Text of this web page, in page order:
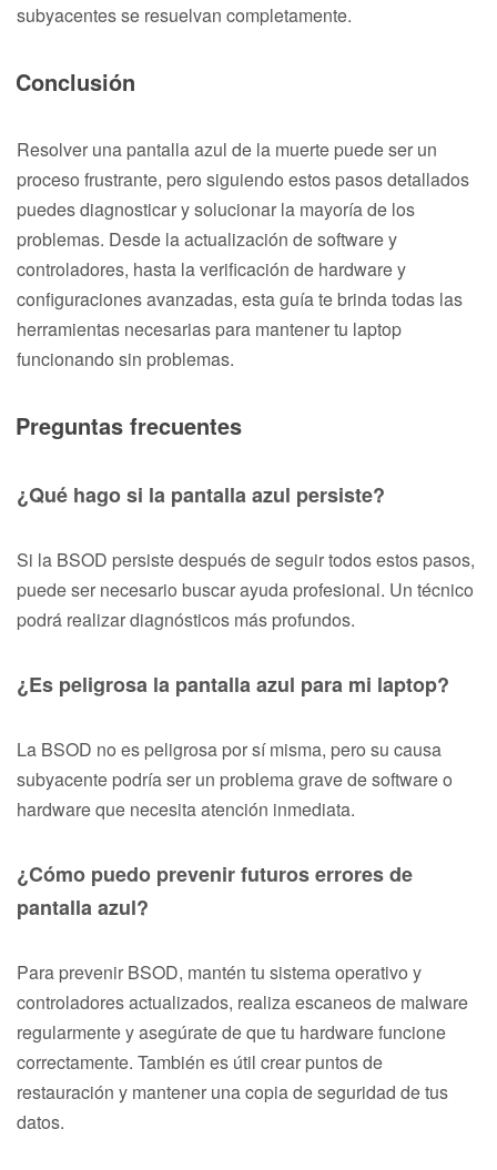
subyacentes se resuelvan completamente.
Conclusión
Resolver una pantalla azul de la muerte puede ser un
proceso frustrante, pero siguiendo estos pasos detallados
puedes diagnosticar y solucionar la mayoría de los
problemas. Desde la actualización de software y
controladores, hasta la verificación de hardware y
configuraciones avanzadas, esta guía te brinda todas las
herramientas necesarias para mantener tu laptop
funcionando sin problemas.
Preguntas frecuentes
¿Qué hago si la pantalla azul persiste?
Si la BSOD persiste después de seguir todos estos pasos,
puede ser necesario buscar ayuda profesional. Un técnico
podrá realizar diagnósticos más profundos.
¿Es peligrosa la pantalla azul para mi laptop?
La BSOD no es peligrosa por sí misma, pero su causa
subyacente podría ser un problema grave de software o
hardware que necesita atención inmediata.
¿Cómo puedo prevenir futuros errores de
pantalla azul?
Para prevenir BSOD, mantén tu sistema operativo y
controladores actualizados, realiza escaneos de malware
regularmente y asegúrate de que tu hardware funcione
correctamente. También es útil crear puntos de
restauración y mantener una copia de seguridad de tus
datos.